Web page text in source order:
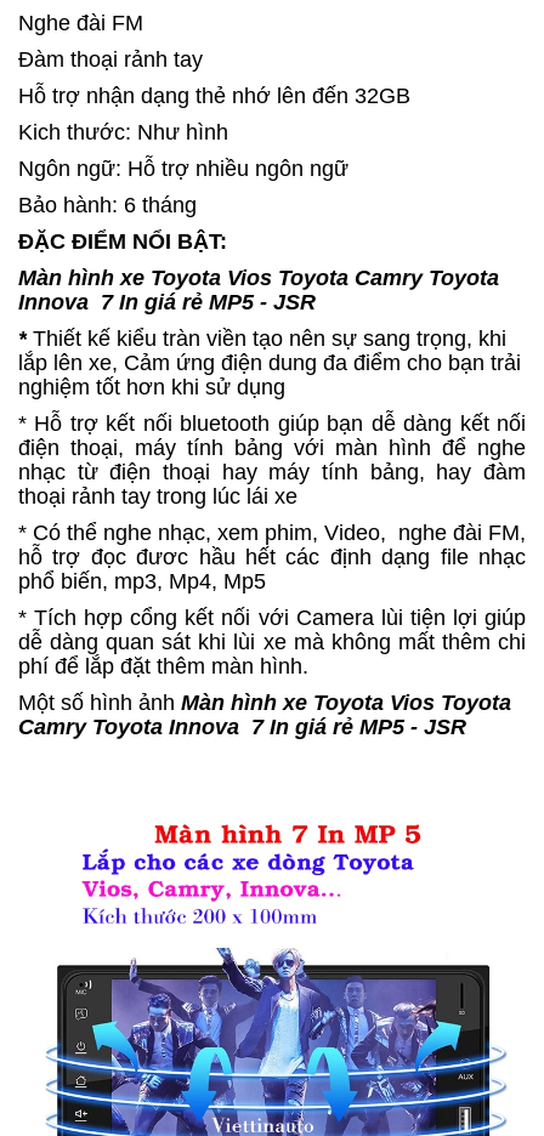
Nghe đài FM
Đàm thoại rảnh tay
Hỗ trợ nhận dạng thẻ nhớ lên đến 32GB
Kich thước: Như hình
Ngôn ngữ: Hỗ trợ nhiều ngôn ngữ
Bảo hành: 6 tháng
ĐẶC ĐIỂM NỔI BẬT:
Màn hình xe Toyota Vios Toyota Camry Toyota
Innova 7 In giá rẻ MP5 - JSR
* Thiết kế kiểu tràn viền tạo nên sự sang trọng, khi
lắp lên xe, Cảm ứng điện dung đa điểm cho bạn trải
nghiệm tốt hơn khi sử dụng
* Hỗ trợ kết nối bluetooth giúp bạn dễ dàng kết nối
điện thoại, máy tính bảng với màn hình để nghe
nhạc từ điện thoại hay máy tính bảng, hay đàm
thoại rảnh tay trong lúc lái xe
* Có thể nghe nhạc, xem phim, Video, nghe đài FM,
hỗ trợ đọc đươc hầu hết các định dạng file nhạc
phổ biến, mp3, Mp4, Mp5
* Tích hợp cổng kết nối với Camera lùi tiện lợi giúp
dễ dàng quan sát khi lùi xe mà không mất thêm chi
phí để lắp đặt thêm màn hình.
Một số hình ảnh Màn hình xe Toyota Vios Toyota
Camry Toyota Innova 7 In giá rẻ MP5 - JSR